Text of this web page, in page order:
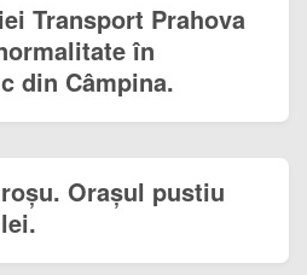
Transport Prahova
în
din Câmpina.
Orașul pustiu